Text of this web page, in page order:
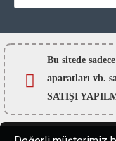
Bu sitede
aparatları vb.
SATIŞI